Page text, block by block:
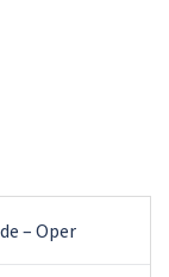
– Oper